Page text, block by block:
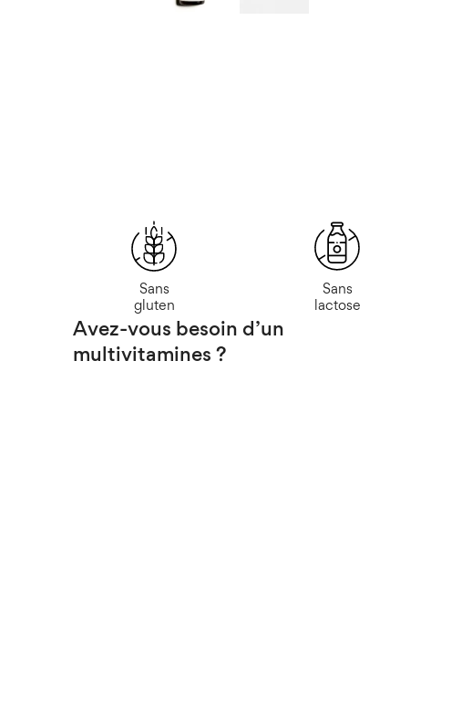
Sans
gluten
Sans
lactose
Avez-vous besoin d’un
multivitamines ?